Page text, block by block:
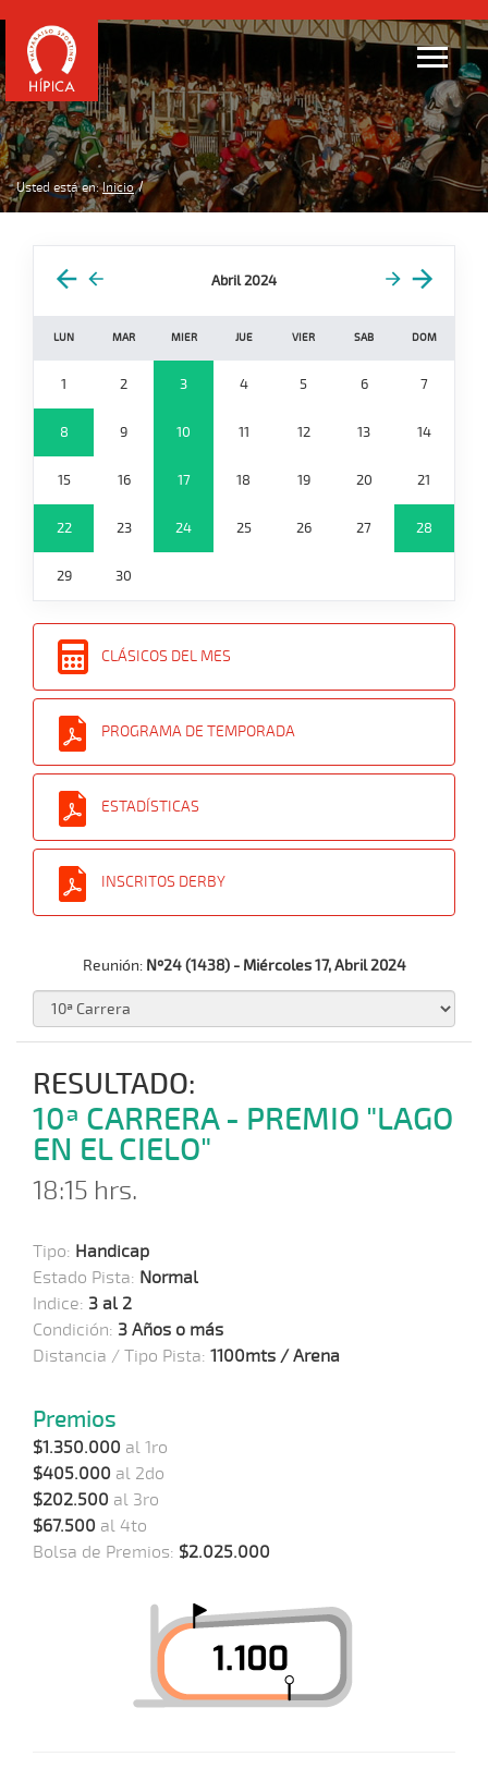
Usted está en: Inicio
Abril 2024
LUN MAR MIER JUE VIER SAB DOM
1 2 3 4 5 6 7
8 9 10 11 12 13 14
15 16 17 18 19 20 21
22 23 24 25 26 27 28
29 30
CLÁSICOS DEL MES
PROGRAMA DE TEMPORADA
ESTADÍSTICAS
INSCRITOS DERBY
Reunión: Nº24 (1438) - Miércoles 17, Abril 2024
RESULTADO:
10ª CARRERA - PREMIO "LAGO
EN EL CIELO"
18:15 hrs.
Tipo: Handicap
Estado Pista: Normal
Indice: 3 al 2
Condición: 3 Años o más
Distancia / Tipo Pista: 1100mts / Arena
Premios
$1.350.000 al 1ro
$405.000 al 2do
$202.500 al 3ro
$67.500 al 4to
Bolsa de Premios: $2.025.000